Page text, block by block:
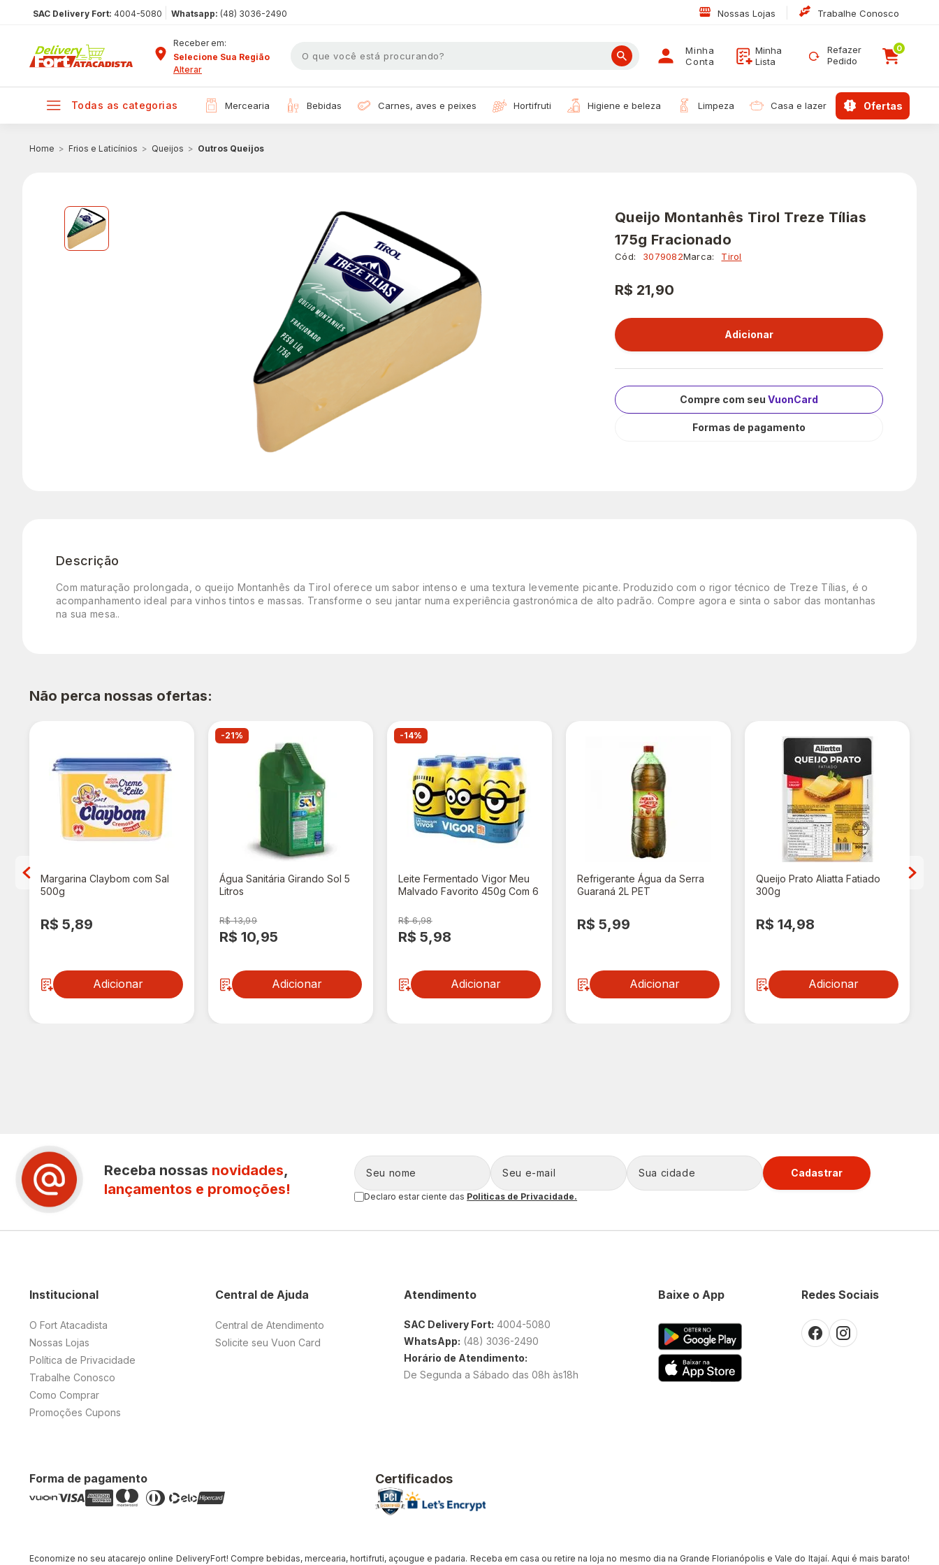
SAC Delivery Fort: 4004-5080 Whatsapp: (48) 3036-2490 Nossas Lojas Trabalhe Conosco
Receber em:
Selecione Sua Região
Alterar
Minha
Conta
Minha
Lista
Refazer
Pedido
0
todas as categorias mercearia bebidas carnes, aves e peixes hortifruti higiene e beleza limpeza casa e lazer ofertas
Frios e Laticínios Queijos Outros Queijos
Queijo Montanhês Tirol Treze Tílias
175g Fracionado
Cód: 3079082Marca: Tirol
R$ 21,90
Compre com seu VuonCard
Formas de pagamento
Descrição
Com maturação prolongada, o queijo Montanhês da Tirol oferece um sabor intenso e uma textura levemente picante. Produzido com o rigor técnico de Treze Tílias, é o
acompanhamento ideal para vinhos tintos e massas. Transforme o seu jantar numa experiência gastronómica de alto padrão. Compre agora e sinta o sabor das montanhas
na sua mesa..
Não perca nossas ofertas:
Margarina Claybom com Sal
500g
R$ 5,89
Adicionar
-21%
Água Sanitária Girando Sol 5
Litros
R$ 13,99
R$ 10,95
Adicionar
-14%
Leite Fermentado Vigor Meu
Malvado Favorito 450g Com 6
R$ 6,98
R$ 5,98
Adicionar
Refrigerante Água da Serra
Guaraná 2L PET
R$ 5,99
Adicionar
Queijo Prato Aliatta Fatiado
300g
R$ 14,98
Adicionar
Receba nossas novidades,
lançamentos e promoções!
Cadastrar
Declaro estar ciente das Politicas de Privacidade.
Central de Ajuda
Central de Atendimento
Solicite seu Vuon Card
Institucional
O Fort Atacadista
Nossas Lojas
Política de Privacidade
Trabalhe Conosco
Como Comprar
Promoções Cupons
Atendimento
SAC Delivery Fort: 4004-5080
WhatsApp: (48) 3036-2490
Horário de Atendimento:
De Segunda a Sábado das 08h às18h
Redes Sociais
Baixe o App
Forma de pagamento Certificados
Economize no seu atacarejo online DeliveryFort! Compre bebidas, mercearia, hortifruti, açougue e padaria. Receba em casa ou retire na loja no mesmo dia na Grande Florianópolis e Vale do Itajaí. Aqui é mais barato!